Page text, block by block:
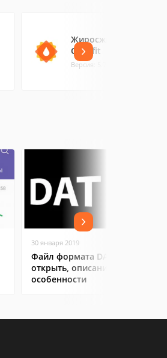
Жиросжигатель
Opti-fit
Версия: 5.7.335 (18.69 МБ)
30 января 2019
Файл формата DAT: чем
открыть, описание,
особенности